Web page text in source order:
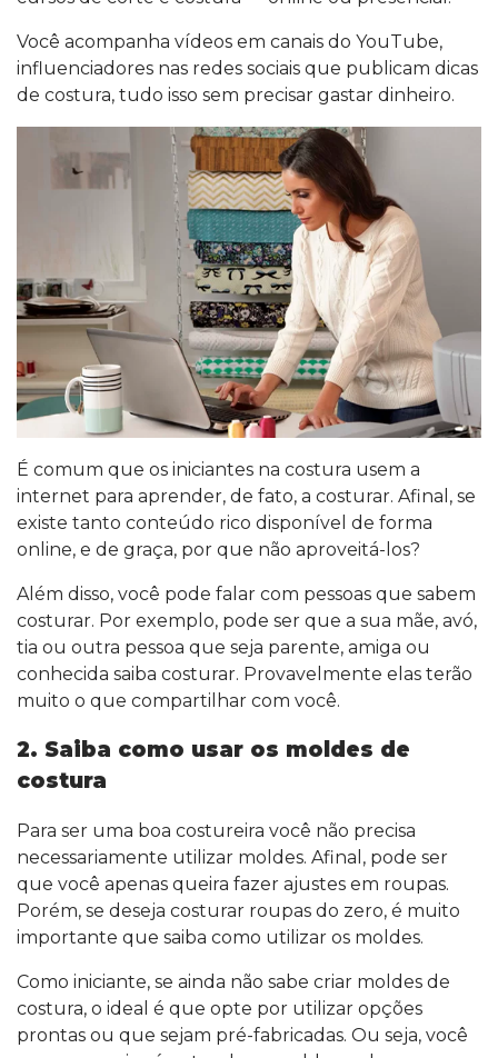
Você acompanha vídeos em canais do YouTube,
influenciadores nas redes sociais que publicam dicas
de costura, tudo isso sem precisar gastar dinheiro.
É comum que os iniciantes na costura usem a
internet para aprender, de fato, a costurar. Afinal, se
existe tanto conteúdo rico disponível de forma
online, e de graça, por que não aproveitá-los?
Além disso, você pode falar com pessoas que sabem
costurar. Por exemplo, pode ser que a sua mãe, avó,
tia ou outra pessoa que seja parente, amiga ou
conhecida saiba costurar. Provavelmente elas terão
muito o que compartilhar com você.
2. Saiba como usar os moldes de
costura
Para ser uma boa costureira você não precisa
necessariamente utilizar moldes. Afinal, pode ser
que você apenas queira fazer ajustes em roupas.
Porém, se deseja costurar roupas do zero, é muito
importante que saiba como utilizar os moldes.
Como iniciante, se ainda não sabe criar moldes de
costura, o ideal é que opte por utilizar opções
prontas ou que sejam pré-fabricadas. Ou seja, você